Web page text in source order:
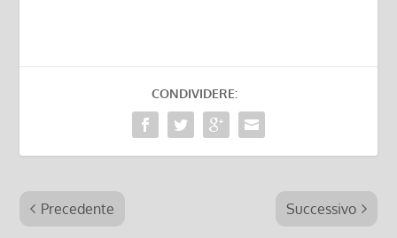
CONDIVIDERE:
Precedente Successivo